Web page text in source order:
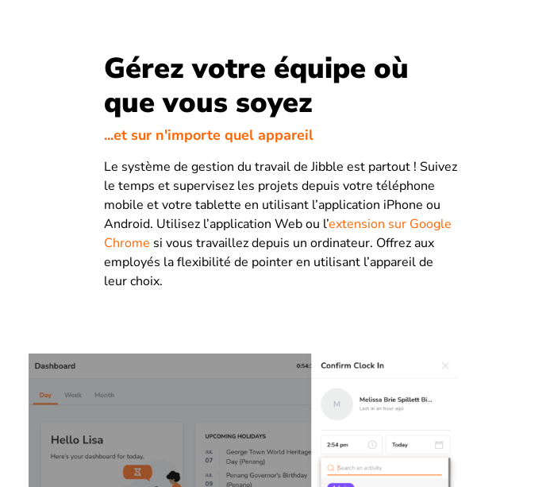
Gérez votre équipe où
que vous soyez
...et sur n'importe quel appareil
Le système de gestion du travail de Jibble est partout ! Suivez
le temps et supervisez les projets depuis votre téléphone
mobile et votre tablette en utilisant l’application iPhone ou
Android. Utilisez l’application Web ou l’extension sur Google
Chrome si vous travaillez depuis un ordinateur. Offrez aux
employés la flexibilité de pointer en utilisant l’appareil de
leur choix.